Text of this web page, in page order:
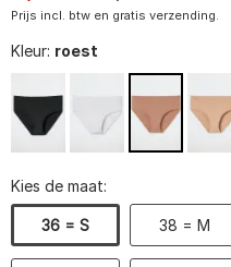
Prijs incl. btw en gratis verzending.
Kleur: roest
Kies de maat:
36 = S 38 = M